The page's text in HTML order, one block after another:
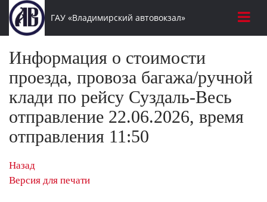
ГАУ «Владимирский автовокзал»
Информация о стоимости
проезда, провоза багажа/ручной
клади по рейсу Суздаль-Весь
отправление 22.06.2026, время
отправления 11:50
Назад
Версия для печати